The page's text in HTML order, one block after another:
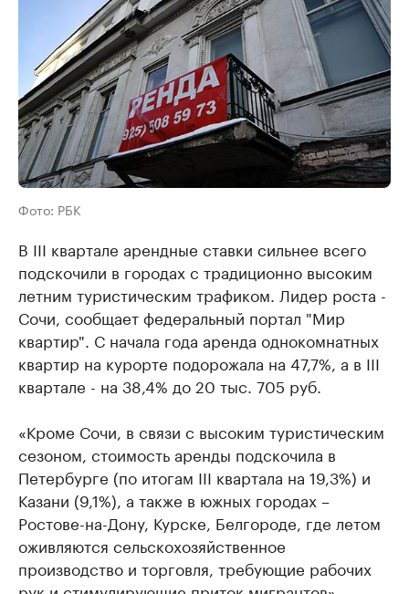
Фото: РБК
В III квартале арендные ставки сильнее всего
подскочили в городах с традиционно высоким
летним туристическим трафиком. Лидер роста -
Сочи, сообщает федеральный портал "Мир
квартир". С начала года аренда однокомнатных
квартир на курорте подорожала на 47,7%, а в III
квартале - на 38,4% до 20 тыс. 705 руб.
«Кроме Сочи, в связи с высоким туристическим
сезоном, стоимость аренды подскочила в
Петербурге (по итогам III квартала на 19,3%) и
Казани (9,1%), а также в южных городах –
Ростове-на-Дону, Курске, Белгороде, где летом
оживляются сельскохозяйственное
производство и торговля, требующие рабочих